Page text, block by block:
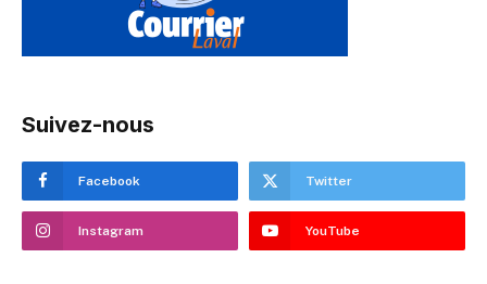
Suivez-nous
Facebook Twitter
Instagram YouTube